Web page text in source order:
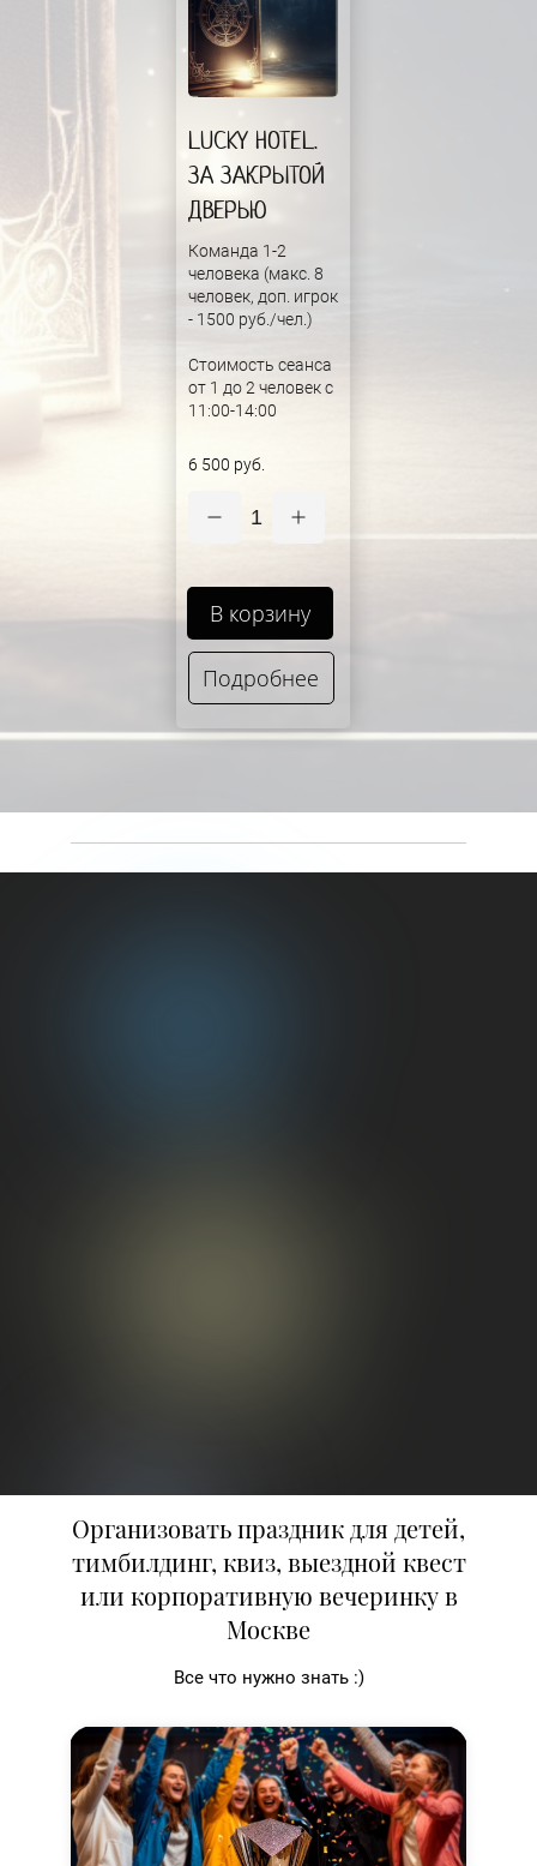
LUCKY HOTEL.
ЗА ЗАКРЫТОЙ
ДВЕРЬЮ
Команда 1-2
человека (макс. 8
человек, доп. игрок
- 1500 руб./чел.)
Стоимость сеанса
от 1 до 2 человек с
11:00-14:00
6 500 руб.
1
В корзину
Подробнее
Новый бестселлер
ВСЕГО 600 руб. с бесплатной
доставкой по Москве
ТАЙНА РАСПЯТИЯ
Организовать праздник для детей,
тимбилдинг, квиз, выездной квест
или корпоративную вечеринку в
Москве
Все что нужно знать :)